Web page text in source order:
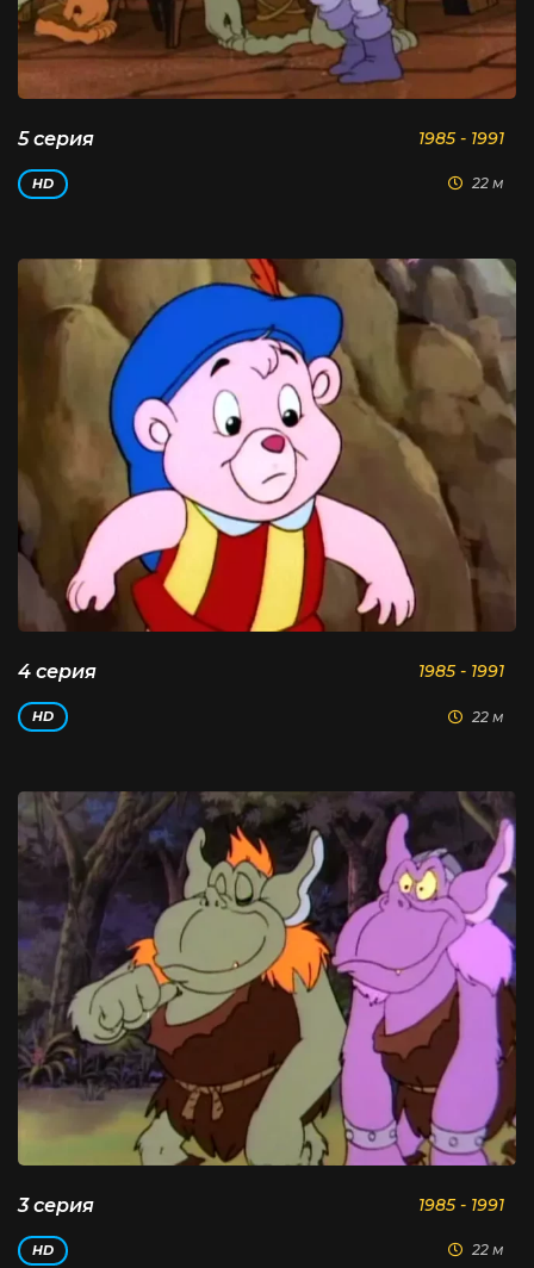
5 серия 1985 - 1991
HD 22 м
4 серия 1985 - 1991
HD 22 м
3 серия 1985 - 1991
HD 22 м